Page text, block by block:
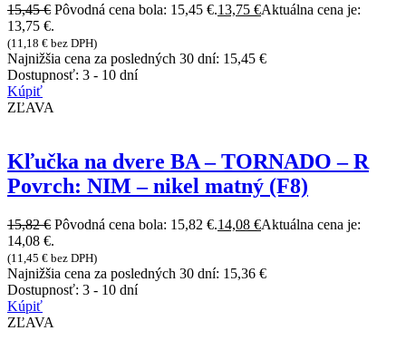
15,45€ Pôvodná cena bola: 15,45 €.13,75 €Aktuálna cena je:
13,75 €.
(11,18 € bez DPH)
Najnižšia cena za posledných 30 dní: 15,45 €
Dostupnosť: 3 - 10 dní
Kúpiť
ZĽAVA
Kľučka na dvere BA – TORNADO – R
Povrch: NIM – nikel matný (F8)
15,82€ Pôvodná cena bola: 15,82 €.14,08 €Aktuálna cena je:
14,08 €.
(11,45 € bez DPH)
Najnižšia cena za posledných 30 dní: 15,36 €
Dostupnosť: 3 - 10 dní
Kúpiť
ZĽAVA